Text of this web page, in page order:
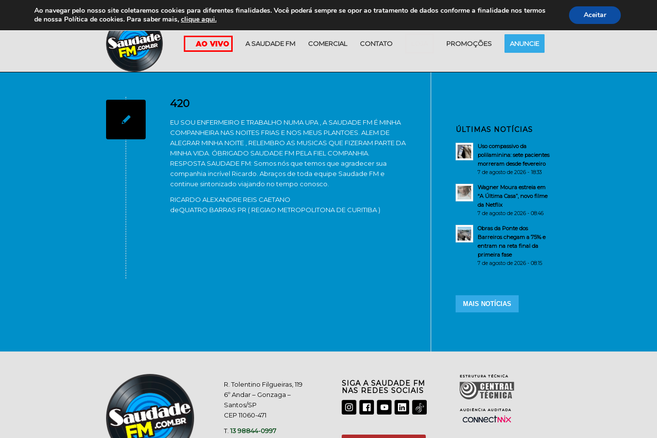
A SAUDADE FM COMERCIAL CONTATO PROMOÇÕES ANUNCIE
420
EU SOU ENFERMEIRO E TRABALHO NUMA UPA , A SAUDADE FM É MINHA
COMPANHEIRA NAS NOITES FRIAS E NOS MEUS PLANTOES. ALEM DE
ALEGRAR MINHA NOITE , RELEMBRO AS MUSICAS QUE FIZERAM PARTE DA
MINHA VIDA. ÓBRIGADO SAUDADE FM PELA FIEL COMPANHIA.
RESPOSTA SAUDADE FM: Somos nós que temos que agradecer sua
companhia incrível Ricardo. Abraços de toda equipe Saudade FM e
continue sintonizado viajando no tempo conosco.
RICARDO ALEXANDRE REIS CAETANO
deQUATRO BARRAS PR ( REGIAO METROPOLITONA DE CURITIBA )
ÚLTIMAS NOTÍCIAS
Uso compassivo da
polilaminina: sete pacientes
morreram desde fevereiro
7 de agosto de 2026 - 18:33
Wagner Moura estreia em
“A Última Casa”, novo filme
da Netflix
7 de agosto de 2026 - 08:46
Obras da Ponte dos
Barreiros chegam a 75% e
entram na reta final da
primeira fase
7 de agosto de 2026 - 08:15
MAIS NOTÍCIAS
R. Tolentino Filgueiras, 119
6º Andar – Gonzaga –
Santos/SP
CEP 11060-471
T.13 98844-0997
SIGA A SAUDADE FM
NAS REDES SOCIAIS
Ao navegar pelo nosso site coletaremos cookies para diferentes finalidades. Você poderá sempre se opor ao tratamento de dados conforme a finalidade nos termos
de nossa Política de cookies. Para saber mais, clique aqui. Aceitar